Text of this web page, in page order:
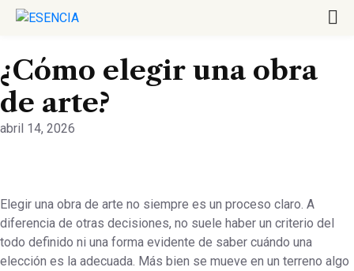
¿Cómo elegir una obra
de arte?
abril 14, 2026
Elegir una obra de arte no siempre es un proceso claro. A
diferencia de otras decisiones, no suele haber un criterio del
todo definido ni una forma evidente de saber cuándo una
elección es la adecuada. Más bien se mueve en un terreno algo